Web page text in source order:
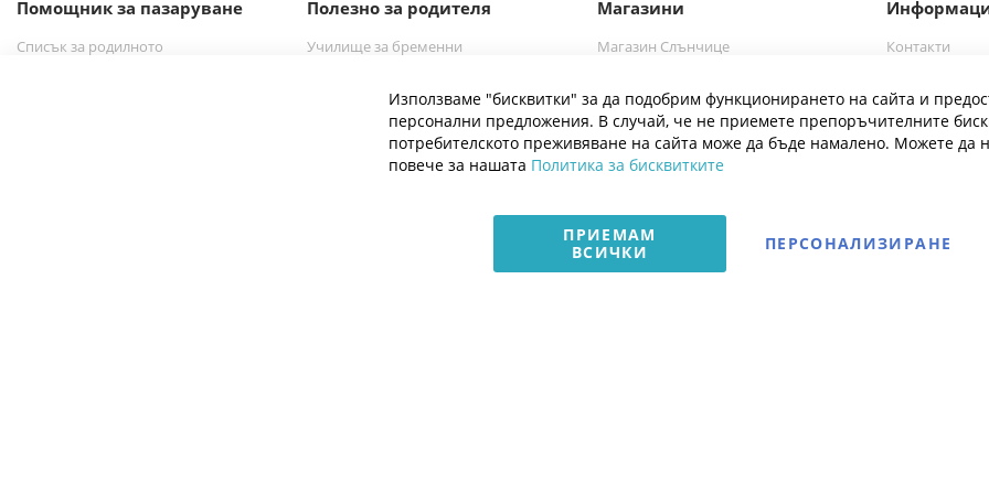
бюлетин:
Помощник за пазаруване
Списък за родилното
Полезно за родителя
Училище за бременни
Магазини
Магазин Слънчице
Контакти
Блог
Използваме "бисквитки" за да подобрим функционирането на сайта и
персонални предложения. В случай, че не приемете препоръчителните
потребителското преживяване на сайта може да бъде намалено. Можете да
повече за нашата Политика за бисквитките
ПРИЕМАМ
ВСИЧКИ
ПЕРСОНАЛИЗИРАНЕ